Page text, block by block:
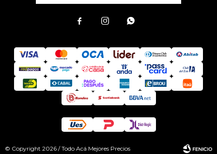
  
© Copyright 2026 / Todo Acá Mejores Precios